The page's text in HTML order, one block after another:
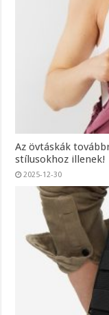
Az övtáskák
stílusokhoz illenek!
2025-12-30